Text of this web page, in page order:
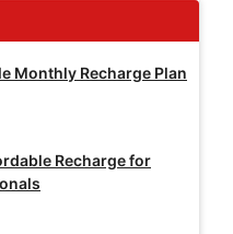
Monthly Recharge Plan
Recharge for